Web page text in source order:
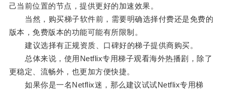
己当前位置的节点，提供更好的加速效果。
当然，购买梯子软件前，需要明确选择付费还是免费的
版本，免费版本的功能可能有所限制。
建议选择有正规资质、口碑好的梯子提供商购买。
总体来说，使用Netflix专用梯子观看海外热播剧，除了
更稳定、流畅外，也更加方便快捷。
如果你是一名Netflix迷，那么建议试试Netflix专用梯